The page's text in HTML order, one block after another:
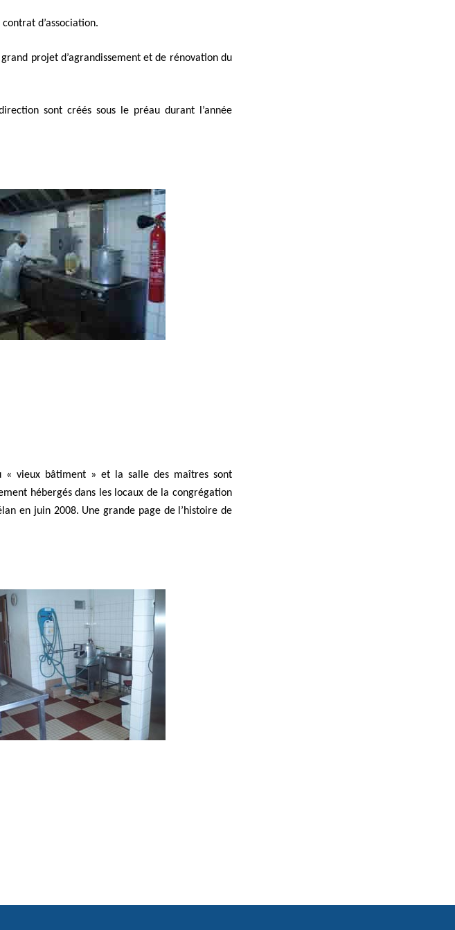
d’association.
projet d’agrandissement et de rénovation du
sont créés sous le préau durant l’année
« vieux bâtiment » et la salle des maîtres sont
hébergés dans les locaux de la congrégation
en juin 2008. Une grande page de l’histoire de